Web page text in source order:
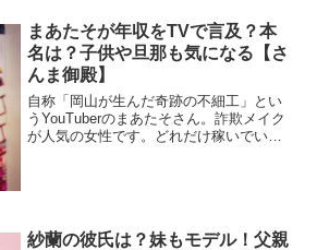
まあたそが年収をTVで言及？本
名は？子供や旦那も気になる【さ
んま御殿】
自称「岡山が生んだ奇跡の不細工」とい
うYouTuberのまあたそさん。詐欺メイク
が人気の女性です。どれだけ稼いでいる
紗蘭の彼氏は？妹もモデル！父親